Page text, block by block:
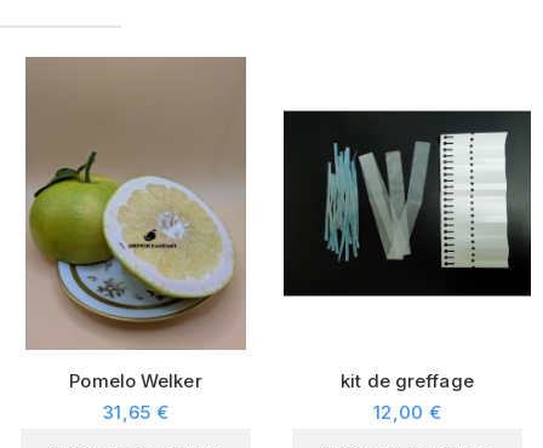
Pomelo Welker
31,65 €
kit de greffage
12,00 €